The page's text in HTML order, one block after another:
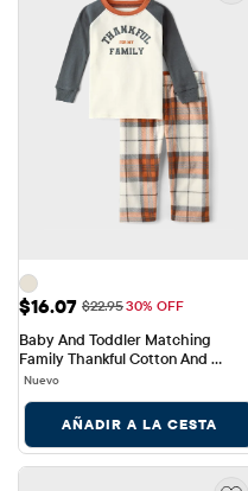
Precio de venta: $16.07
$16.07 Precio original: $22.95
$22.9530% OFF
Baby And Toddler Matching
Family Thankful Cotton And
Fleece Pajamas
Nuevo
AÑADIR A LA CESTA